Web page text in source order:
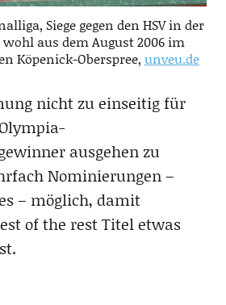
Siege gegen den HSV in der
aus dem August 2006 im
Köpenick-Oberspree, unveu.de
nicht zu einseitig für
ausgehen zu
Nominierungen –
– möglich, damit
of the rest Titel etwas